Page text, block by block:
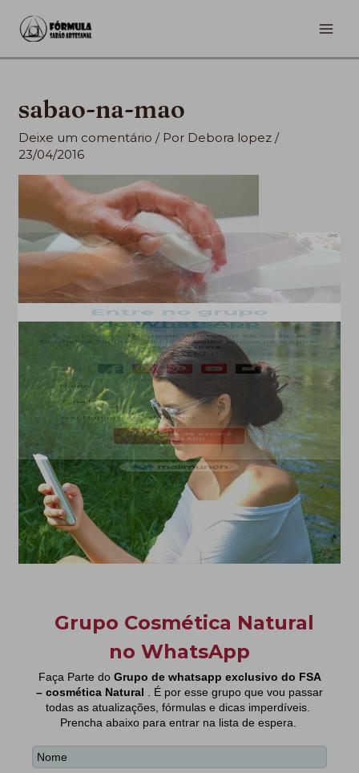
para
o
sabao-na-mao
Deixe um comentário / Por Debora lopez/
23/04/2016